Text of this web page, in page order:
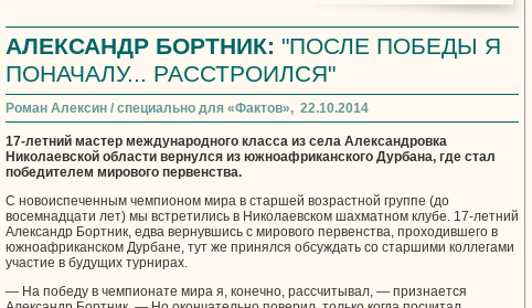
АЛЕКСАНДР БОРТНИК: "ПОСЛЕ ПОБЕДЫ Я
ПОНАЧАЛУ... РАССТРОИЛСЯ"
Роман Алексин / специально для «Фактов», 22.10.2014
17-летний мастер международного класса из села Александровка
Николаевской области вернулся из южноафриканского Дурбана, где стал
победителем мирового первенства.
С новоиспеченным чемпионом мира в старшей возрастной группе (до
восемнадцати лет) мы встретились в Николаевском шахматном клубе. 17-летний
Александр Бортник, едва вернувшись с мирового первенства, проходившего в
южноафриканском Дурбане, тут же принялся обсуждать со старшими коллегами
участие в будущих турнирах.
— На победу в чемпионате мира я, конечно, рассчитывал, — признается